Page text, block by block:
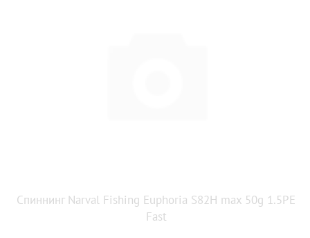
Спиннинг Narval Fishing Euphoria S82H max 50g 1.5PE
Fast